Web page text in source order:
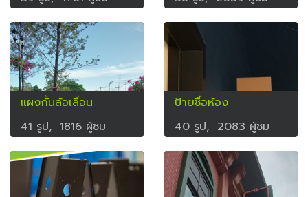
แผงกั้นล้อเลื่อน
41 รูป, 1816 ผู้ชม
ป้ายชื่อห้อง
40 รูป, 2083 ผู้ชม